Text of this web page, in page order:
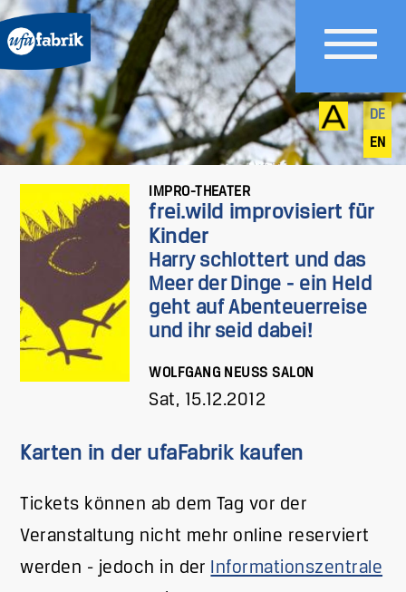
DE
EN
IMPRO-THEATER
frei.wild improvisiert für
Kinder
Harry schlottert und das
Meer der Dinge - ein Held
geht auf Abenteuerreise
und ihr seid dabei!
WOLFGANG NEUSS SALON
Sat, 15.12.2012
Karten in der ufaFabrik kaufen
Tickets können ab dem Tag vor der
Veranstaltung nicht mehr online reserviert
werden - jedoch in der Informationszentrale